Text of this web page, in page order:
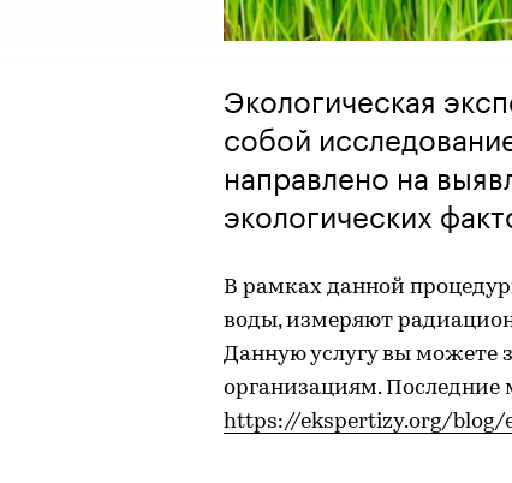
Экологическая
собой
направлено на
экологических
В рамках данной
воды, измеряют
Данную услугу вы можете
организациям. Последние
https://ekspertizy.org/blog/